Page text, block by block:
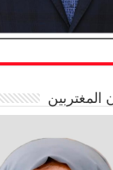
المغتربين